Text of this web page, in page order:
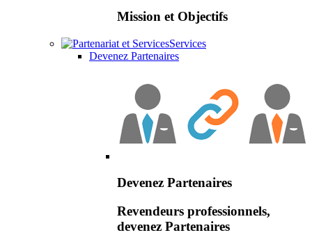
Mission et Objectifs
Services
Devenez Partenaires
Devenez Partenaires
Revendeurs professionnels,
devenez Partenaires